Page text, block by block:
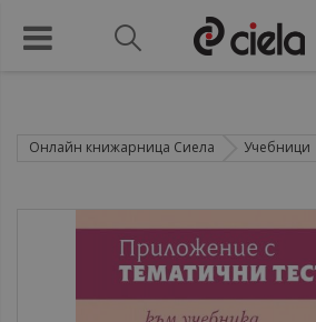
Онлайн книжарница Сиела Учебници